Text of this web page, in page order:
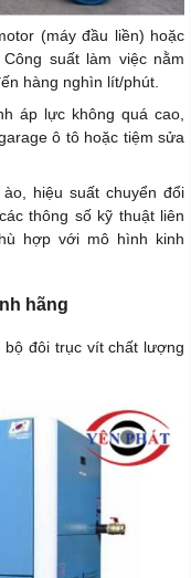
(máy đầu liền) hoặc
suất làm việc nằm
hàng nghìn lít/phút.
áp lực không quá cao,
ô tô hoặc tiệm sửa
hiệu suất chuyển đổi
thông số kỹ thuật liên
hợp với mô hình kinh
hãng
đôi trục vít chất lượng